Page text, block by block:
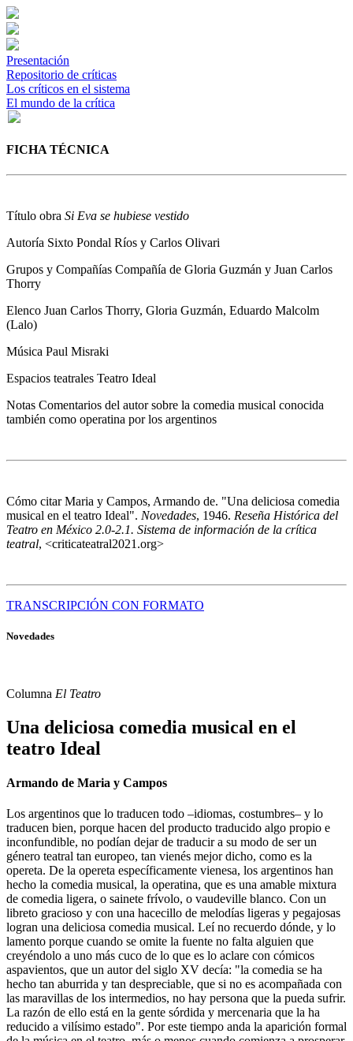
Presentación
Repositorio de críticas
Los críticos en el sistema
El mundo de la crítica
FICHA TÉCNICA
Título obra Si Eva se hubiese vestido
Autoría Sixto Pondal Ríos y Carlos Olivari
Grupos y Compañías Compañía de Gloria Guzmán y Juan Carlos
Thorry
Elenco Juan Carlos Thorry, Gloria Guzmán, Eduardo Malcolm
(Lalo)
Música Paul Misraki
Espacios teatrales Teatro Ideal
Notas Comentarios del autor sobre la comedia musical conocida
también como operatina por los argentinos
Cómo citarMaria y Campos, Armando de. "Una deliciosa comedia
musical en el teatro Ideal". Novedades, 1946. Reseña Histórica del
Teatro en México 2.0-2.1. Sistema de información de la crítica
teatral, <criticateatral2021.org>
TRANSCRIPCIÓN CON FORMATO
Novedades
Columna El Teatro
Una deliciosa comedia musical en el
teatro Ideal
Armando de Maria y Campos
Los argentinos que lo traducen todo –idiomas, costumbres– y lo
traducen bien, porque hacen del producto traducido algo propio e
inconfundible, no podían dejar de traducir a su modo de ser un
género teatral tan europeo, tan vienés mejor dicho, como es la
opereta. De la opereta específicamente vienesa, los argentinos han
hecho la comedia musical, la operatina, que es una amable mixtura
de comedia ligera, o sainete frívolo, o vaudeville blanco. Con un
libreto gracioso y con una hacecillo de melodías ligeras y pegajosas
logran una deliciosa comedia musical. Leí no recuerdo dónde, y lo
lamento porque cuando se omite la fuente no falta alguien que
creyéndolo a uno más cuco de lo que es lo aclare con cómicos
aspavientos, que un autor del siglo XV decía: "la comedia se ha
hecho tan aburrida y tan despreciable, que si no es acompañada con
las maravillas de los intermedios, no hay persona que la pueda sufrir.
La razón de ello está en la gente sórdida y mercenaria que la ha
reducido a vilísimo estado". Por este tiempo anda la aparición formal